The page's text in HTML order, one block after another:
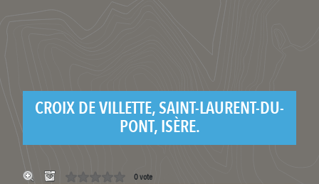
CROIX DE VILLETTE, SAINT-LAURENT-DU-
PONT, ISÈRE.
0 vote